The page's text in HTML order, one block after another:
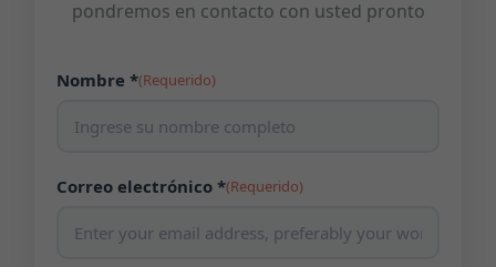
pondremos en contacto con usted pronto
Nombre *(Requerido)
Correo electrónico *(Requerido)